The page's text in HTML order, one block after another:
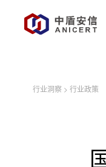
行业洞察 > 行业政策